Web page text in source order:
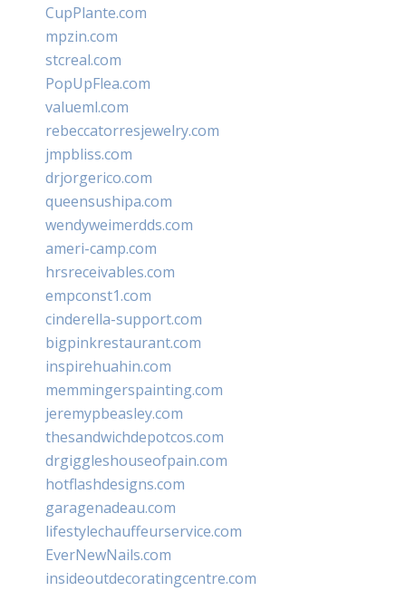
CupPlante.com
mpzin.com
stcreal.com
PopUpFlea.com
valueml.com
rebeccatorresjewelry.com
jmpbliss.com
drjorgerico.com
queensushipa.com
wendyweimerdds.com
ameri-camp.com
hrsreceivables.com
empconst1.com
cinderella-support.com
bigpinkrestaurant.com
inspirehuahin.com
memmingerspainting.com
jeremypbeasley.com
thesandwichdepotcos.com
drgiggleshouseofpain.com
hotflashdesigns.com
garagenadeau.com
lifestylechauffeurservice.com
EverNewNails.com
insideoutdecoratingcentre.com